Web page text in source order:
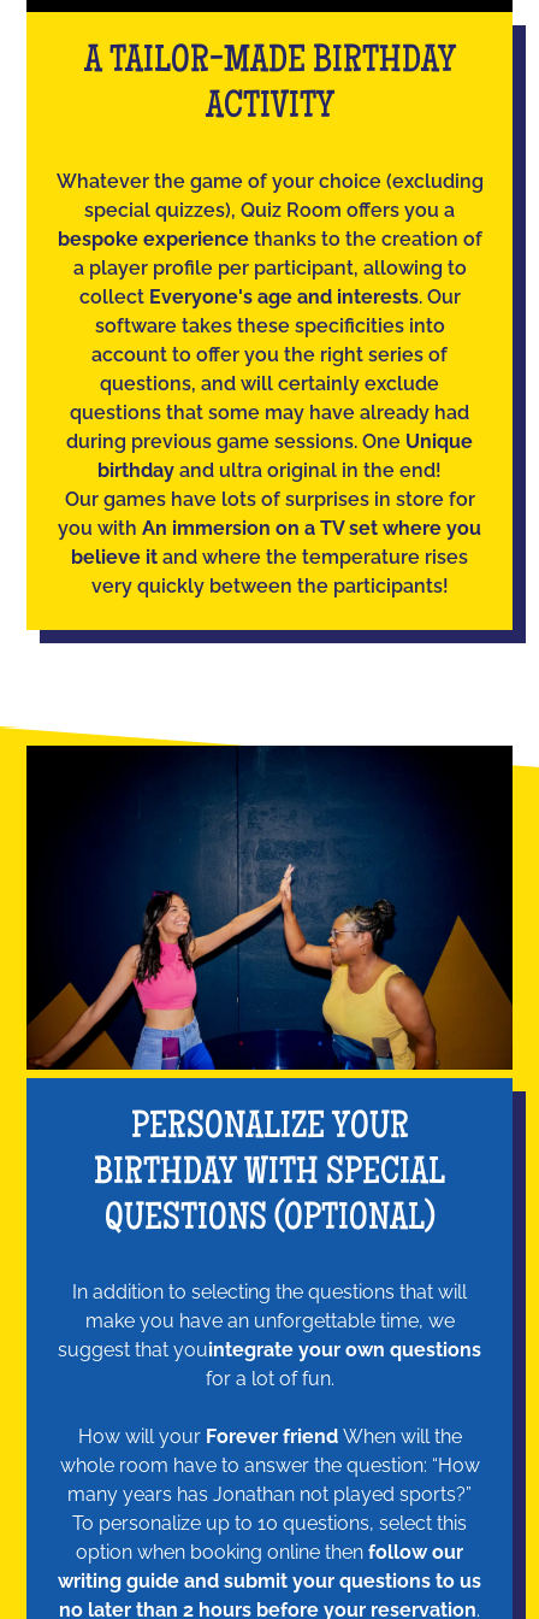
A TAILOR-MADE BIRTHDAY
ACTIVITY
Whatever the game of your choice (excluding
special quizzes), Quiz Room offers you a
bespoke experience thanks to the creation of
a player profile per participant, allowing to
collect Everyone's age and interests. Our
software takes these specificities into
account to offer you the right series of
questions, and will certainly exclude
questions that some may have already had
during previous game sessions. One Unique
birthday and ultra original in the end!
Our games have lots of surprises in store for
you with An immersion on a TV set where you
believe it and where the temperature rises
very quickly between the participants!
PERSONALIZE YOUR
BIRTHDAY WITH SPECIAL
QUESTIONS (OPTIONAL)
In addition to selecting the questions that will
make you have an unforgettable time, we
suggest that youintegrate your own questions
for a lot of fun.
How will your Forever friend When will the
whole room have to answer the question: “How
many years has Jonathan not played sports?”
To personalize up to 10 questions, select this
option when booking online then follow our
writing guide and submit your questions to us
no later than 2 hours before your reservation.